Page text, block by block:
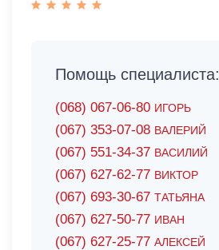
Помощь специалиста:
(068) 067-06-80 ИГОРЬ
(067) 353-07-08 ВАЛЕРИЙ
(067) 551-34-37 ВАСИЛИЙ
(067) 627-62-77 ВИКТОР
(067) 693-30-67 ТАТЬЯНА
(067) 627-50-77 ИВАН
(067) 627-25-77 АЛЕКСЕЙ